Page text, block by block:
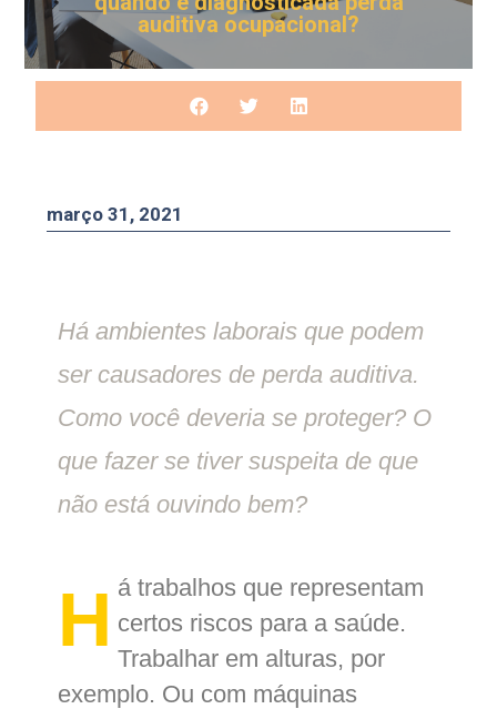
auditiva ocupacional?
março 31, 2021
Há ambientes laborais que podem
ser causadores de perda auditiva.
Como você deveria se proteger? O
que fazer se tiver suspeita de que
não está ouvindo bem?
H á trabalhos que representam
certos riscos para a saúde.
Trabalhar em alturas, por
exemplo. Ou com máquinas